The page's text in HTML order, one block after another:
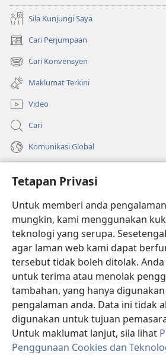
Tetapan Privasi
Untuk memberi anda
mungkin, kami menggunakan
teknologi yang serupa.
agar laman web kami dapat
tersebut tidak boleh ditolak.
untuk terima atau menolak
tambahan, yang hanya
pengalaman anda. Data ini tidak
digunakan untuk tujuan
Untuk maklumat lanjut, sila lihat
Penggunaan Cookies dan
Sila Kunjungi Saya
Cari Perjumpaan
(membuka
tetingkap
baharu)
Cari Konvensyen
(membuka
tetingkap
baharu)
Maklumat Terkini
Video
Cari
Komunikasi Global
(membuka
tetingkap
baharu)PERPUSTAKAAN DALAM TALIAN
(membuka
tetingkap
baharu)JW Hub ®
(membuka
tetingkap
baharu)
®
Watchtower Library®